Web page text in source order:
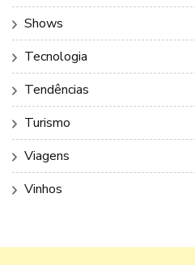
Shows
Tecnologia
Tendências
Turismo
Viagens
Vinhos